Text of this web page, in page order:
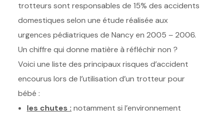
trotteurs sont responsables de 15% des accidents
domestiques selon une étude réalisée aux
urgences pédiatriques de Nancy en 2005 – 2006.
Un chiffre qui donne matière à réfléchir non ?
Voici une liste des principaux risques d’accident
encourus lors de l’utilisation d’un trotteur pour
bébé :
les chutes : notamment si l’environnement